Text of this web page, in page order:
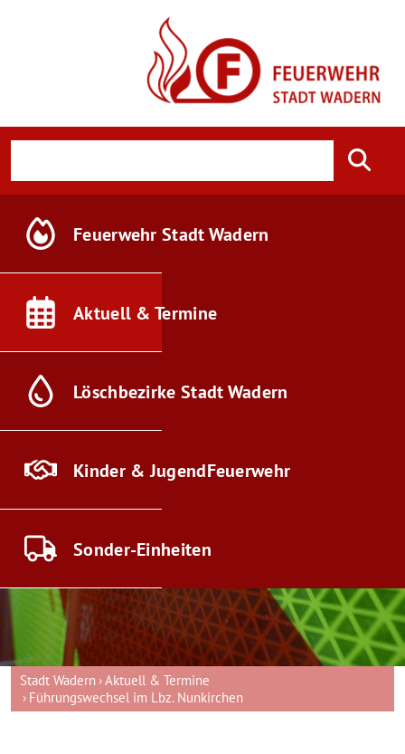
Feuerwehr Stadt Wadern
Aktuell & Termine
Löschbezirke Stadt Wadern
Kinder & JugendFeuerwehr
Sonder-Einheiten
Stadt Wadern Aktuell & Termine
Führungswechsel im Lbz. Nunkirchen